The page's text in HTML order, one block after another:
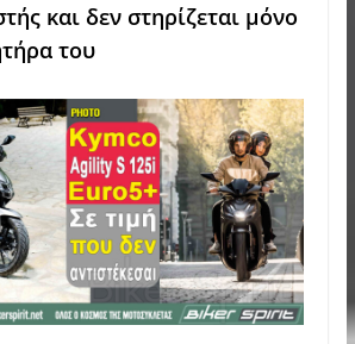
e
d
n
o
d
n
i
L
k
l
e
και δεν στηρίζεται μόνο
του